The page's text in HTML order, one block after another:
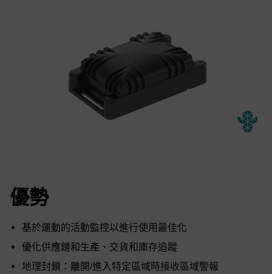
優勢
基於運動的活動監控以進行使用最佳化
優化供應鏈和生產、交貨和庫存追蹤
地理封鎖：離開/進入特定區域時接收區域警報